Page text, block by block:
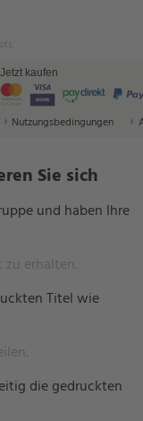
Jetzt kaufen
Nutzungsbedingungen
Sie sich
und haben Ihre
erhalten.
Titel wie
die gedruckten